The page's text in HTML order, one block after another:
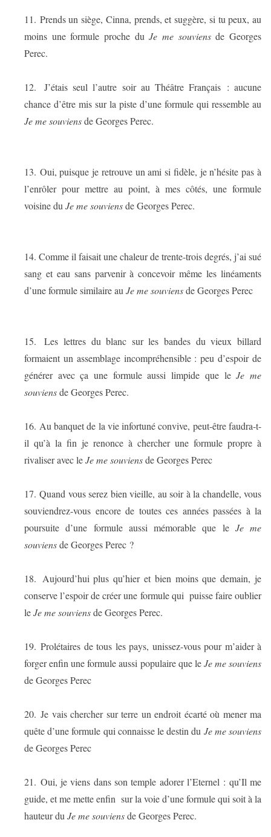
11. Prends un siège, Cinna, prends, et suggère, si tu peux, au
moins une formule proche duJe me souviensde Georges
Perec.
12.
J’étais seul l’autre soir au Théâtre Français : aucune
chance d’être mis sur la piste d’une formule qui ressemble au
Je me souviensde Georges Perec.
13. Oui, puisque je retrouve un ami si fidèle, je n’hésite pas à
l’enrôler pour mettre au point, à mes côtés, une formule
voisine du Je me souviensde Georges Perec.
14. Comme il faisait une chaleur de trente-trois degrés, j’ai sué
sang et eau sans parvenir à concevoir même les linéaments
d’une formule similaire au Je me souviensde Georges Perec
15.
Les lettres du blanc sur les bandes du vieux billard
formaient un assemblage incompréhensible : peu d’espoir de
générer avec ça une formule aussi limpide que leJe me
souviensde Georges Perec.
16. Au banquet de la vie infortuné convive, peut-être faudra-t-
il qu’à la fin je renonce à chercher une formule propre à
rivaliser avec leJe me souviensde Georges Perec
17. Quand vous serez bien vieille, au soir à la chandelle, vous
souviendrez-vous encore de toutes ces années passées à la
poursuite d’une formule aussi mémorable que le Je me
souviensde Georges Perec ?
18. Aujourd’hui plus qu’hier et bien moins que demain, je
conserve l’espoir de créer une formule qui puisse faire oublier
leJe me souviensde Georges Perec.
19. Prolétaires de tous les pays, unissez-vous pour m’aider à
forger enfin une formule aussi populaire que leJe me souviens
de Georges Perec
20. Je vais chercher sur terre un endroit écarté où mener ma
quête d’une formule qui connaisse le destin du Je me souviens
de Georges Perec
21. Oui, je viens dans son temple adorer l’Eternel : qu’Il me
guide, et me mette enfin sur la voie d’une formule qui soit à la
hauteur du Je me souviensde Georges Perec.